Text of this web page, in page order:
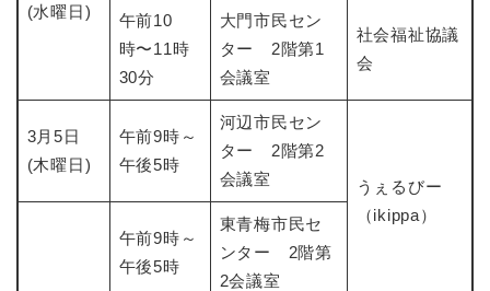
(水曜日)
午前10
時〜11時
30分
大門市民セン
ター 2階第1
会議室
社会福祉協議
会
3月5日
(木曜日)
午前9時～
午後5時
河辺市民セン
ター 2階第2
会議室
うぇるびー
（ikippa）
午前9時～
午後5時
東青梅市民セ
ンター 2階第
2会議室